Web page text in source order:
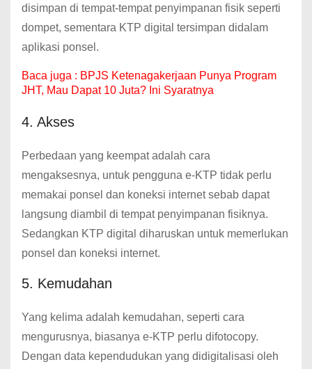
disimpan di tempat-tempat penyimpanan fisik seperti
dompet, sementara KTP digital tersimpan didalam
aplikasi ponsel.
Baca juga : BPJS Ketenagakerjaan Punya Program
JHT, Mau Dapat 10 Juta? Ini Syaratnya
4. Akses
Perbedaan yang keempat adalah cara
mengaksesnya, untuk pengguna e-KTP tidak perlu
memakai ponsel dan koneksi internet sebab dapat
langsung diambil di tempat penyimpanan fisiknya.
Sedangkan KTP digital diharuskan untuk memerlukan
ponsel dan koneksi internet.
5. Kemudahan
Yang kelima adalah kemudahan, seperti cara
mengurusnya, biasanya e-KTP perlu difotocopy.
Dengan data kependudukan yang didigitalisasi oleh